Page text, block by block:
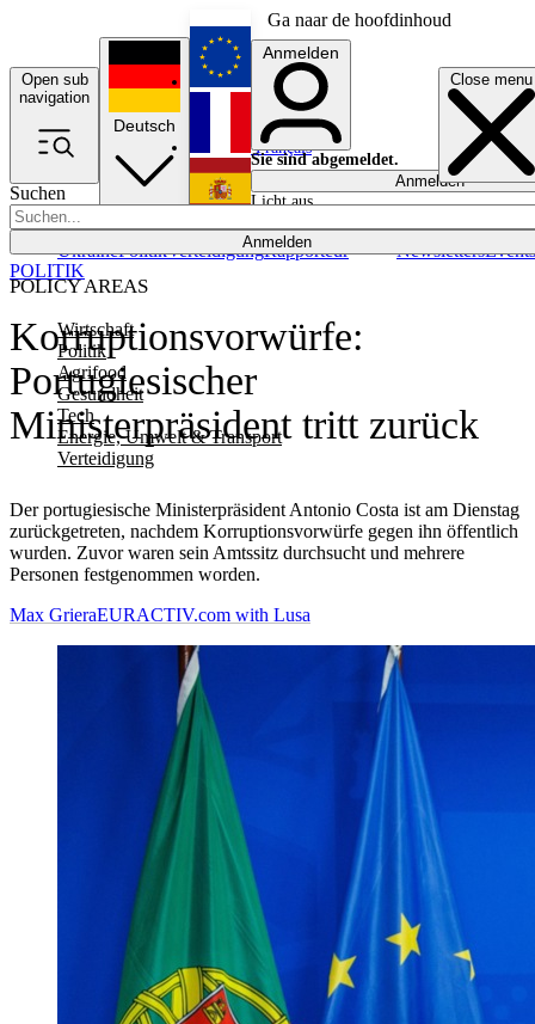
Ga naar de hoofdinhoud
Open sub
navigation
Close menu
Suchen
Anmelden
POLICY AREAS
Wirtschaft
Politik
Agrifood
Gesundheit
Tech
Energie, Umwelt & Transport
Verteidigung
UkrainePolitikVerteidigungRapporteur NewslettersEvents
Deutsch
English
Français
Anmelden
Sie sind abgemeldet.
Anmelden
Licht aus
Korruptionsvorwürfe:
Portugiesischer
Ministerpräsident tritt zurück
Der portugiesische Ministerpräsident Antonio Costa ist am Dienstag
zurückgetreten, nachdem Korruptionsvorwürfe gegen ihn öffentlich
wurden. Zuvor waren sein Amtssitz durchsucht und mehrere
Personen festgenommen worden.
POLITIK
Max GrieraEURACTIV.com with Lusa